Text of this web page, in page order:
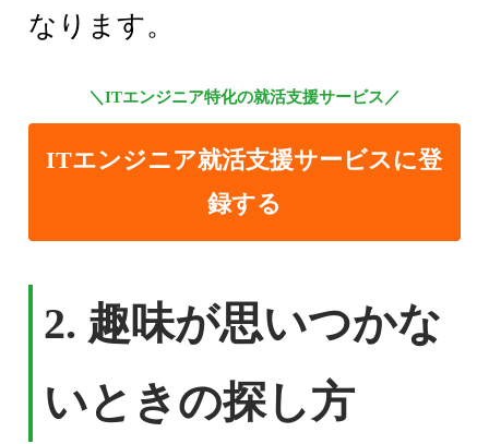
なります。
＼ITエンジニア特化の就活支援サービス／
ITエンジニア就活支援サービスに登
録する
2. 趣味が思いつかな
いときの探し方